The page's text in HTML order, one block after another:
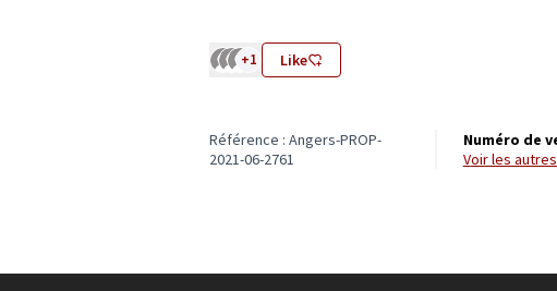
+1 Like
Référence : Angers-PROP-
2021-06-2761
Numéro de
voir les